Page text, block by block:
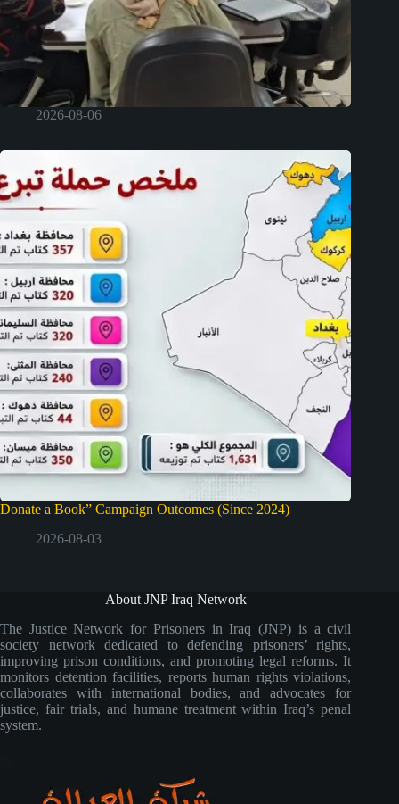
2026-08-06
Donate a Book” Campaign Outcomes (Since 2024)
2026-08-03
About JNP Iraq Network
The Justice Network for Prisoners in Iraq (JNP) is a civil
society network dedicated to defending prisoners’ rights,
improving prison conditions, and promoting legal reforms. It
monitors detention facilities, reports human rights violations,
collaborates with international bodies, and advocates for
justice, fair trials, and humane treatment within Iraq’s penal
system.